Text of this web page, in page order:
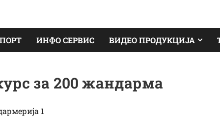
ИНФО СЕРВИС ВИДЕО ПРОДУКЦИЈА
за 200 жандарма